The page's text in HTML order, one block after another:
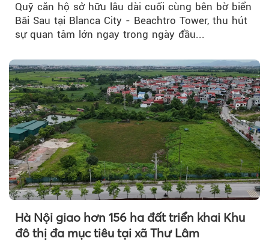
Quỹ căn hộ sở hữu lâu dài cuối cùng bên bờ biển
Bãi Sau tại Blanca City - Beachtro Tower, thu hút
sự quan tâm lớn ngay trong ngày đầu...
Hà Nội giao hơn 156 ha đất triển khai Khu
đô thị đa mục tiêu tại xã Thư Lâm